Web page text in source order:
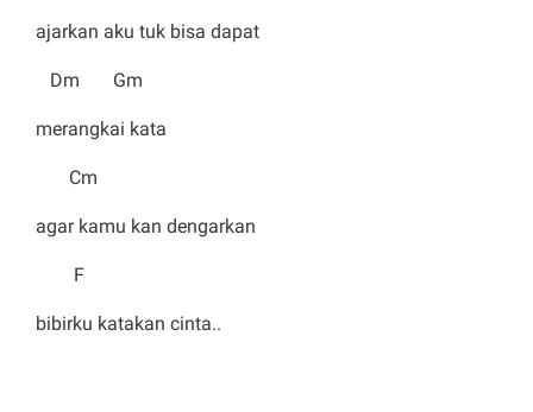
ajarkan aku tuk bisa dapat
Dm Gm
merangkai kata
Cm
agar kamu kan dengarkan
F
bibirku katakan cinta..